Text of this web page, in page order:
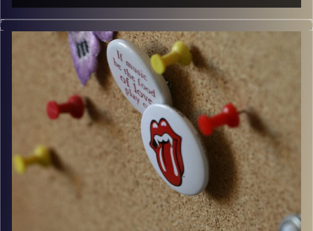
קלאסיקות רוק עם אורן הוף.
włodi